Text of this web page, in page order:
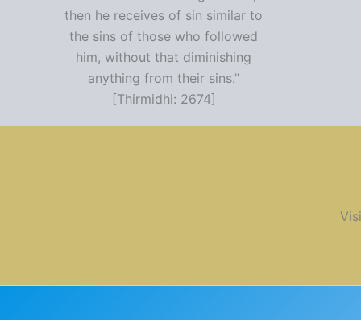
then he receives of sin similar to
the sins of those who followed
him, without that diminishing
anything from their sins.”
[Thirmidhi: 2674]